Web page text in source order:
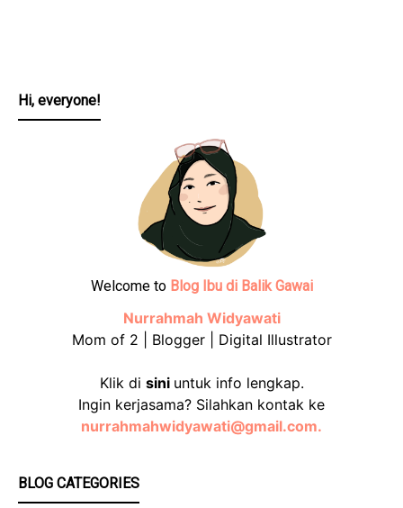
Hi, everyone!
Welcome to Blog Ibu di Balik Gawai
Nurrahmah Widyawati
Mom of 2 | Blogger | Digital Illustrator
Klik di sini untuk info lengkap.
Ingin kerjasama? Silahkan kontak ke
nurrahmahwidyawati@gmail.com.
BLOG CATEGORIES